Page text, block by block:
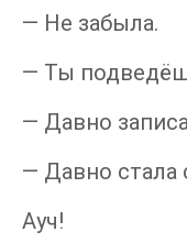
— Не забыла.
— Ты
— Давно
— Давно стала
Ауч!